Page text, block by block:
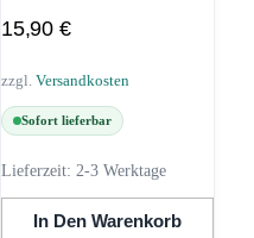
15,90 €
zzgl. Versandkosten
Sofort lieferbar
Lieferzeit: 2-3 Werktage
In Den Warenkorb